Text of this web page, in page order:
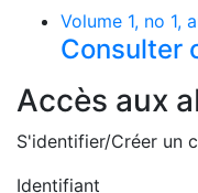
Volume 1, no 1,
Consulter
Accès aux
S'identifier/Créer un
Identifiant